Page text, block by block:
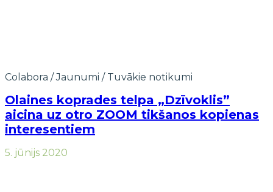
Colabora /Jaunumi / Tuvākie notikumi
Olaines koprades telpa „Dzīvoklis”
aicina uz otro ZOOM tikšanos kopienas
interesentiem
5. jūnijs 2020